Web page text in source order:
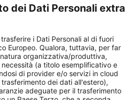
dei Dati Personali extra
i Dati Personali al di fuori
Europeo. Qualora, tuttavia, per far
organizzativa/produttiva,
(a titolo esemplificativo e
di provider e/o servizi in cloud
dei dati all'estero),
adeguate per il trasferimento